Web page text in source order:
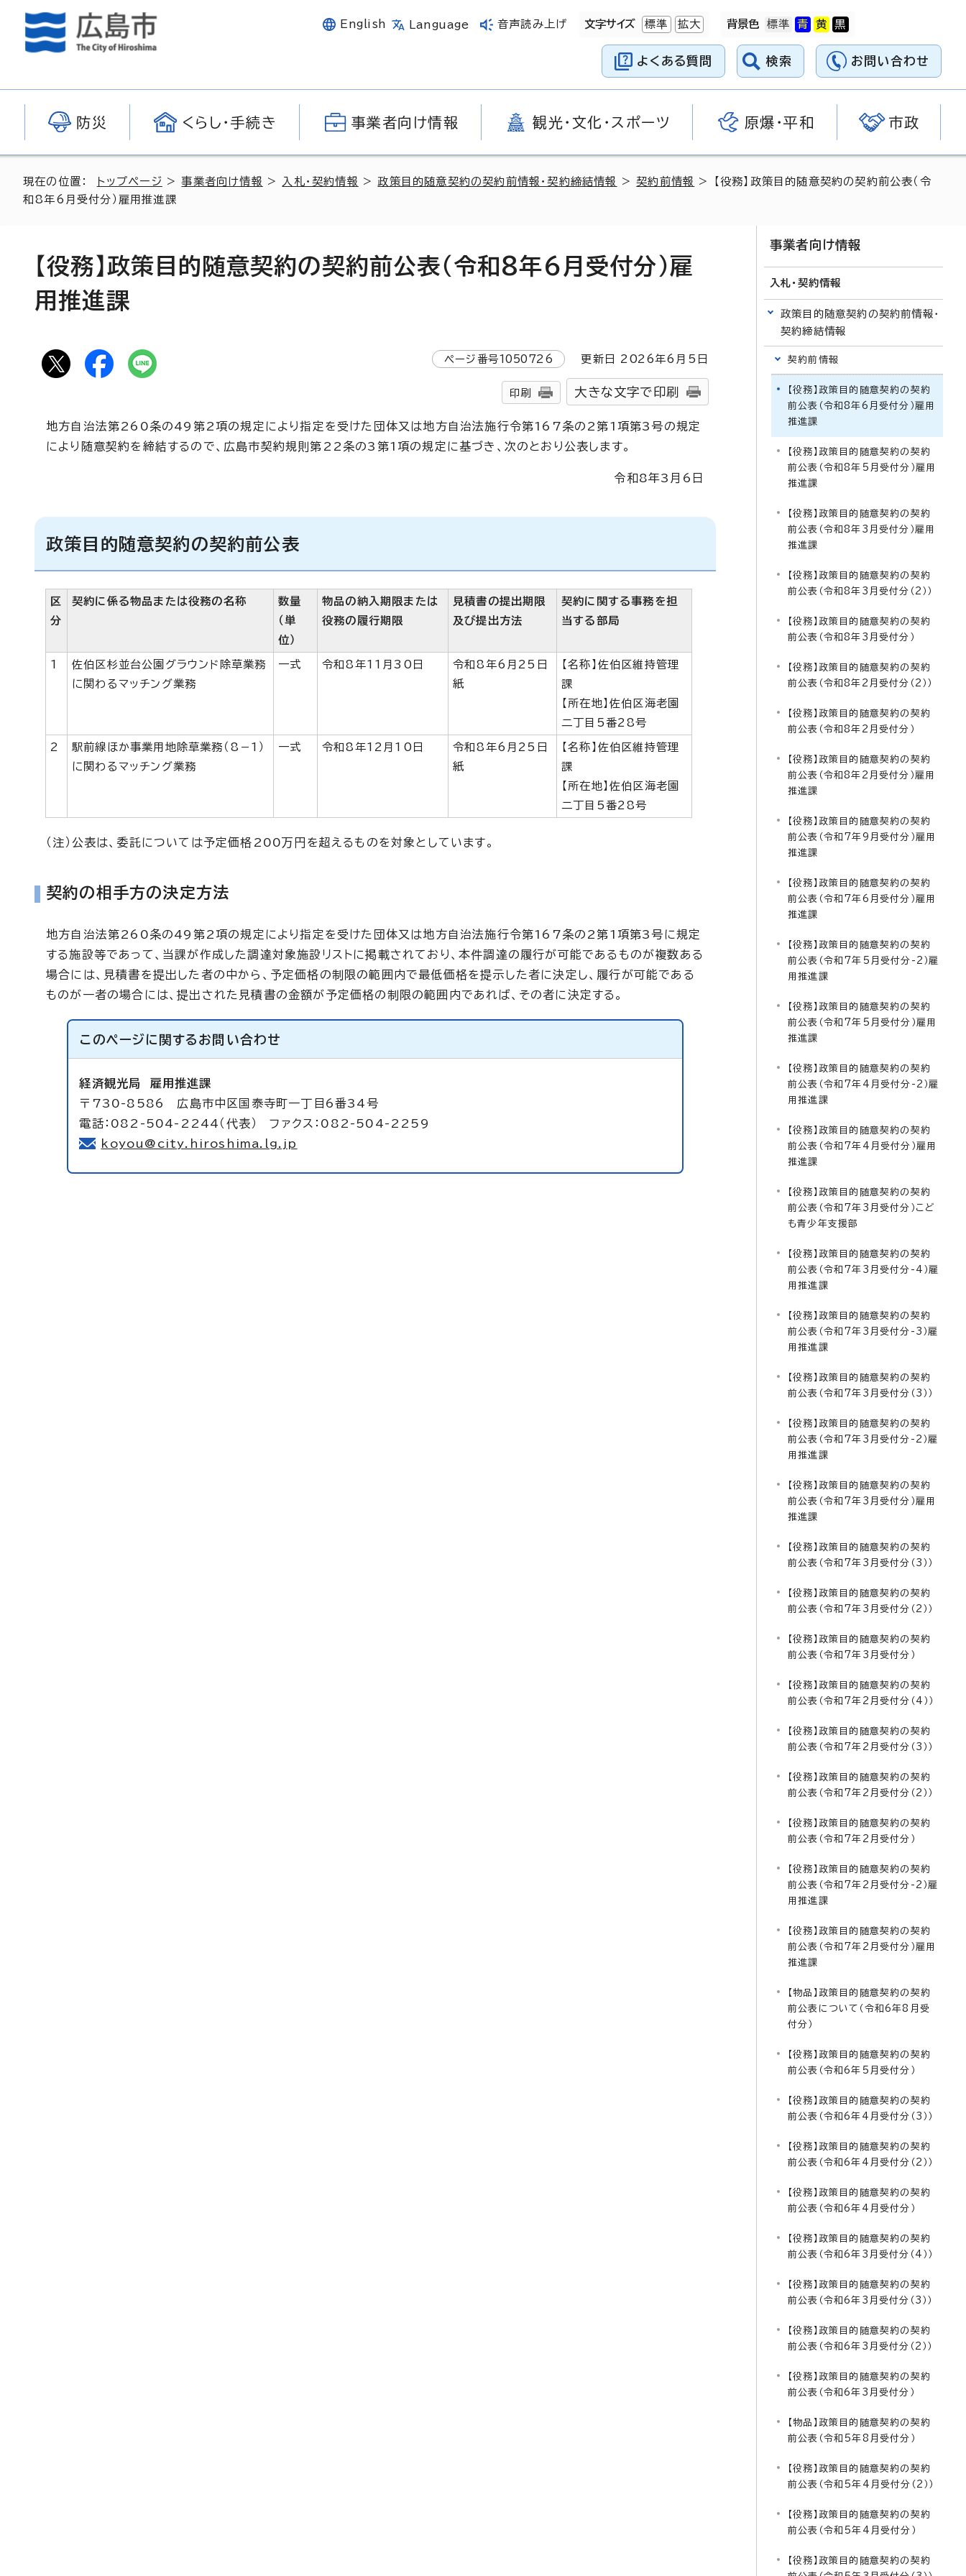
English Language 音声読み上げ 文字サイズ 標準 拡大 背景色
よくある質問 検索 お問い合わせ
防災 くらし・手続き 事業者向け情報 観光・文化・スポーツ 原爆・平和 市政
現在の位置： トップページ >事業者向け情報 > 入札・契約情報 > 政策目的随意契約の契約前情報・契約締結情報 >契約前情報 > 【役務】政策目的随意契約の契約前公表（令
和8年6月受付分）雇用推進課
【役務】政策目的随意契約の契約前公表（令和8年6月受付分）雇
用推進課
ページ番号1050726 更新日 2026年6月5日
印刷 大きな文字で印刷
地方自治法第260条の49第2項の規定により指定を受けた団体又は地方自治法施行令第167条の2第1項第3号の規定
により随意契約を締結するので、広島市契約規則第22条の3第1項の規定に基づき、次のとおり公表します。
令和8年3月6日
政策目的随意契約の契約前公表
区
分
契約に係る物品または役務の名称
数量
（単
位）
物品の納入期限または
役務の履行期限
見積書の提出期限
及び提出方法
契約に関する事務を担
当する部局
1
佐伯区杉並台公園グラウンド除草業務
に関わるマッチング業務
一式 令和8年11月30日
令和8年6月25日
紙
【名称】佐伯区維持管理
課
【所在地】佐伯区海老園
二丁目5番28号
2
駅前線ほか事業用地除草業務（8－1）
に関わるマッチング業務
一式 令和8年12月10日
令和8年6月25日
紙
【名称】佐伯区維持管理
課
【所在地】佐伯区海老園
二丁目5番28号
（注）公表は、委託については予定価格200万円を超えるものを対象としています。
契約の相手方の決定方法
地方自治法第260条の49第2項の規定により指定を受けた団体又は地方自治法施行令第167条の2第1項第3号に規定
する施設等であって、当課が作成した調達対象施設リストに掲載されており、本件調達の履行が可能であるものが複数ある
場合には、見積書を提出した者の中から、予定価格の制限の範囲内で最低価格を提示した者に決定し、履行が可能である
ものが一者の場合には、提出された見積書の金額が予定価格の制限の範囲内であれば、その者に決定する。
このページに関する お問い合わせ
経済観光局 雇用推進課
〒730-8586 広島市中区国泰寺町一丁目6番34号
電話：082-504-2244（代表） ファクス：082-504-2259
koyou@city.hiroshima.lg.jp
事業者向け情報
入札・契約情報
政策目的随意契約の契約前情報・
契約締結情報
契約前情報
【役務】政策目的随意契約の契約
前公表（令和8年6月受付分）雇用
推進課
【役務】政策目的随意契約の契約
前公表（令和8年5月受付分）雇用
推進課
【役務】政策目的随意契約の契約
前公表（令和8年3月受付分）雇用
推進課
【役務】政策目的随意契約の契約
前公表（令和8年3月受付分（2））
【役務】政策目的随意契約の契約
前公表（令和8年3月受付分）
【役務】政策目的随意契約の契約
前公表（令和8年2月受付分（2））
【役務】政策目的随意契約の契約
前公表（令和8年2月受付分）
【役務】政策目的随意契約の契約
前公表（令和8年2月受付分）雇用
推進課
【役務】政策目的随意契約の契約
前公表（令和7年9月受付分）雇用
推進課
【役務】政策目的随意契約の契約
前公表（令和7年6月受付分）雇用
推進課
【役務】政策目的随意契約の契約
前公表（令和7年5月受付分-2）雇
用推進課
【役務】政策目的随意契約の契約
前公表（令和7年5月受付分）雇用
推進課
【役務】政策目的随意契約の契約
前公表（令和7年4月受付分-2）雇
用推進課
【役務】政策目的随意契約の契約
前公表（令和7年4月受付分）雇用
推進課
【役務】政策目的随意契約の契約
前公表（令和7年3月受付分）こど
も青少年支援部
【役務】政策目的随意契約の契約
前公表（令和7年3月受付分-4）雇
用推進課
【役務】政策目的随意契約の契約
前公表（令和7年3月受付分-3）雇
用推進課
【役務】政策目的随意契約の契約
前公表（令和7年3月受付分（3））
【役務】政策目的随意契約の契約
前公表（令和7年3月受付分-2）雇
用推進課
【役務】政策目的随意契約の契約
前公表（令和7年3月受付分）雇用
推進課
【役務】政策目的随意契約の契約
前公表（令和7年3月受付分（3））
【役務】政策目的随意契約の契約
前公表（令和7年3月受付分（2））
【役務】政策目的随意契約の契約
前公表（令和7年3月受付分）
【役務】政策目的随意契約の契約
前公表（令和7年2月受付分（4））
【役務】政策目的随意契約の契約
前公表（令和7年2月受付分（3））
【役務】政策目的随意契約の契約
前公表（令和7年2月受付分（2））
【役務】政策目的随意契約の契約
前公表（令和7年2月受付分）
【役務】政策目的随意契約の契約
前公表（令和7年2月受付分-2）雇
用推進課
【役務】政策目的随意契約の契約
前公表（令和7年2月受付分）雇用
推進課
【物品】政策目的随意契約の契約
前公表について（令和6年8月受
付分）
【役務】政策目的随意契約の契約
前公表（令和6年5月受付分）
【役務】政策目的随意契約の契約
前公表（令和6年4月受付分（3））
【役務】政策目的随意契約の契約
前公表（令和6年4月受付分（2））
【役務】政策目的随意契約の契約
前公表（令和6年4月受付分）
【役務】政策目的随意契約の契約
前公表（令和6年3月受付分（4））
【役務】政策目的随意契約の契約
前公表（令和6年3月受付分（3））
【役務】政策目的随意契約の契約
前公表（令和6年3月受付分（2））
【役務】政策目的随意契約の契約
前公表（令和6年3月受付分）
【物品】政策目的随意契約の契約
前公表（令和5年8月受付分）
【役務】政策目的随意契約の契約
前公表（令和5年4月受付分（2））
【役務】政策目的随意契約の契約
前公表（令和5年4月受付分）
【役務】政策目的随意契約の契約